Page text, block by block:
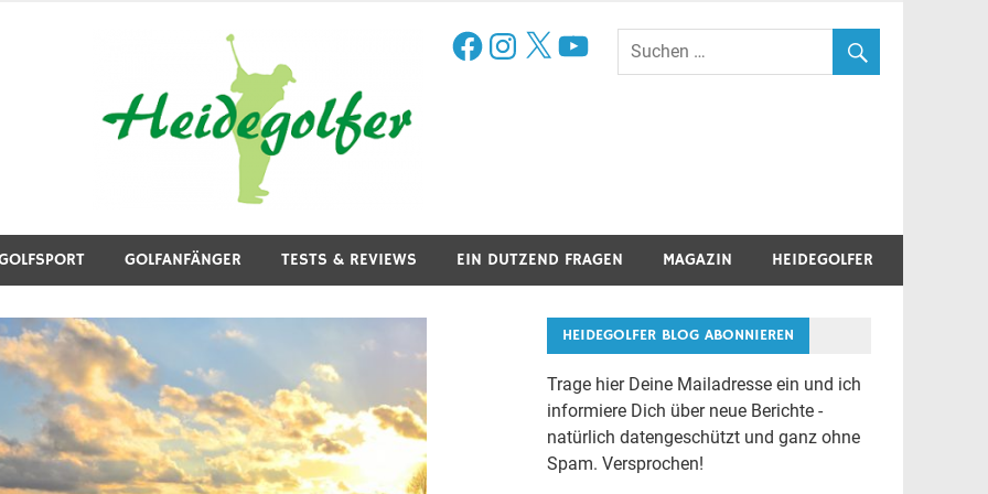
FacebookInstagram
X YouTube
GOLFANFÄNGER TESTS & REVIEWS EIN DUTZEND FRAGEN MAGAZIN HEIDEGOLFER
HEIDEGOLFER BLOG ABONNIEREN
Trage hier Deine Mailadresse ein und ich
informiere Dich über neue Berichte -
natürlich datengeschützt und ganz ohne
Spam. Versprochen!